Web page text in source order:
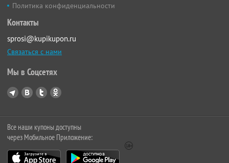
Политика конфиденциальности
Контакты
sprosi@kupikupon.ru
Связаться с нами
Мы в Соцсетях
Все наши купоны доступны
через Мобильное Приложение: